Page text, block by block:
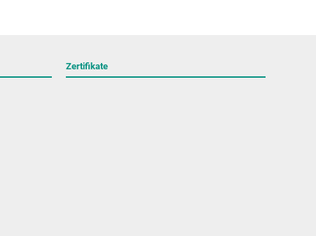
Zertifikate